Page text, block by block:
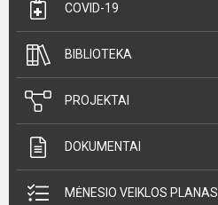
COVID-19
BIBLIOTEKA
PROJEKTAI
DOKUMENTAI
MĖNESIO VEIKLOS PLANAS